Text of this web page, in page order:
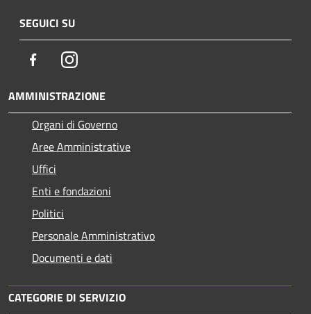
SEGUICI SU
FacebookInstagram
AMMINISTRAZIONE
Organi di Governo
Aree Amministrative
Uffici
Enti e fondazioni
Politici
Personale Amministrativo
Documenti e dati
CATEGORIE DI SERVIZIO